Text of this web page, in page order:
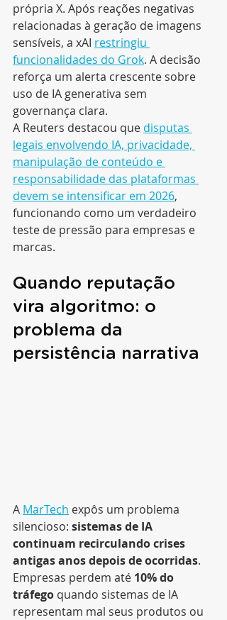
própria X. Após reações negativas
relacionadas à geração de imagens
sensíveis, a xAI restringiu
funcionalidades do Grok. A decisão
reforça um alerta crescente sobre
uso de IA generativa sem
governança clara.
A Reuters destacou que disputas
legais envolvendo IA, privacidade,
manipulação de conteúdo e
responsabilidade das plataformas
devem se intensificar em 2026,
funcionando como um verdadeiro
teste de pressão para empresas e
marcas.
Quando reputação
vira algoritmo: o
problema da
persistência narrativa
A MarTech expôs um problema
silencioso: sistemas de IA
continuam recirculando crises
antigas anos depois de ocorridas.
Empresas perdem até 10% do
tráfego quando sistemas de IA
representam mal seus produtos ou